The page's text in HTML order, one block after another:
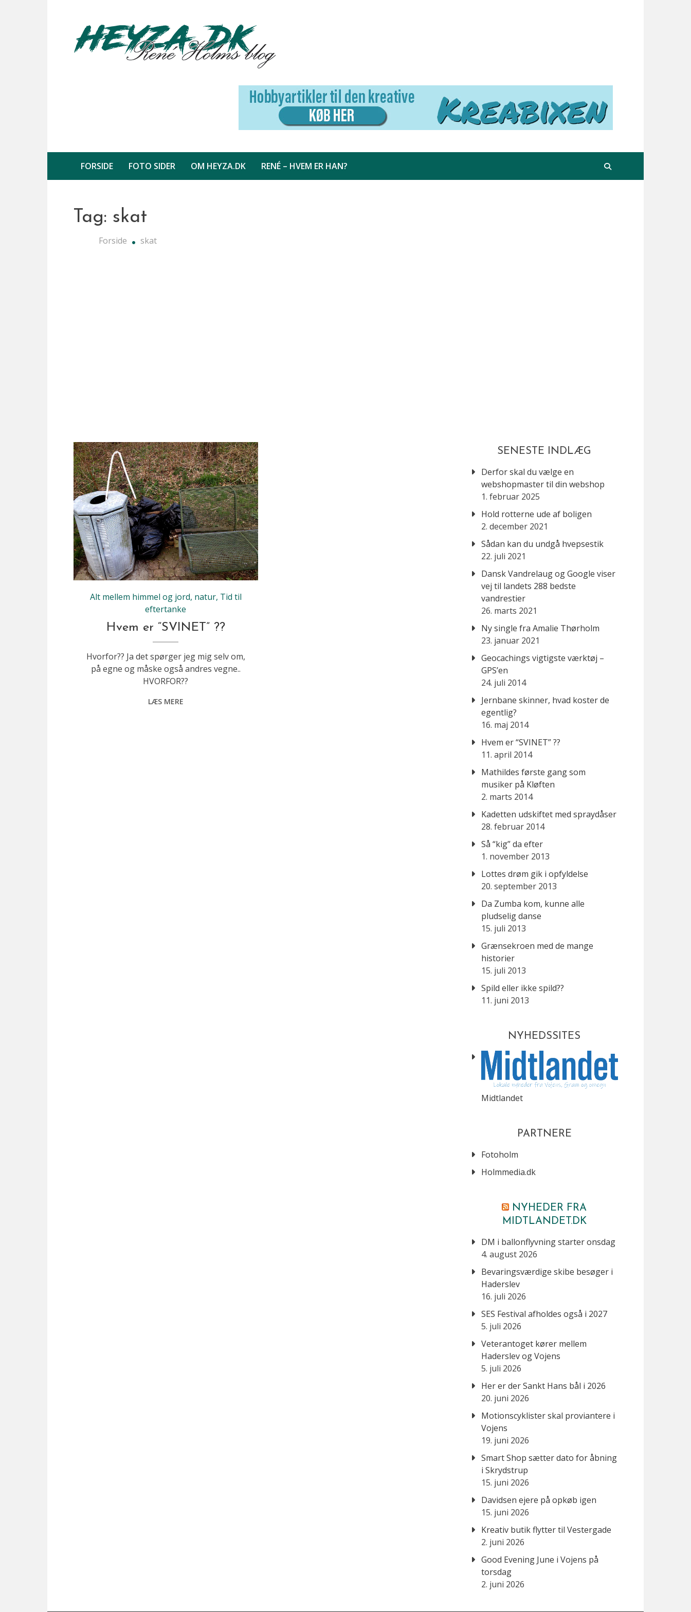
FORSIDE FOTO SIDER OM HEYZA.DK RENÉ – HVEM ER HAN?
Tag: skat
Forside skat
Dette er hvad endnu et dovent miljøsvin har smidt i naturen..
Alt mellem himmel og jord, natur, Tid til
eftertanke
Hvem er “SVINET” ??
Hvorfor?? Ja det spørger jeg mig selv om,
på egne og måske også andres vegne..
HVORFOR??
LÆS MERE
SENESTE INDLÆG
Derfor skal du vælge en
webshopmaster til din webshop
1. februar 2025
Hold rotterne ude af boligen
2. december 2021
Sådan kan du undgå hvepsestik
22. juli 2021
Dansk Vandrelaug og Google viser
vej til landets 288 bedste
vandrestier
26. marts 2021
Ny single fra Amalie Thørholm
23. januar 2021
Geocachings vigtigste værktøj –
GPS’en
24. juli 2014
Jernbane skinner, hvad koster de
egentlig?
16. maj 2014
Hvem er “SVINET” ??
11. april 2014
Mathildes første gang som
musiker på Kløften
2. marts 2014
Kadetten udskiftet med spraydåser
28. februar 2014
Så “kig” da efter
1. november 2013
Lottes drøm gik i opfyldelse
20. september 2013
Da Zumba kom, kunne alle
pludselig danse
15. juli 2013
Grænsekroen med de mange
historier
15. juli 2013
Spild eller ikke spild??
11. juni 2013
NYHEDSSITES
Midtlandet
PARTNERE
Fotoholm
Holmmedia.dk
NYHEDER FRA
MIDTLANDET.DK
DM i ballonflyvning starter onsdag
4. august 2026
Bevaringsværdige skibe besøger i
Haderslev
16. juli 2026
SES Festival afholdes også i 2027
5. juli 2026
Veterantoget kører mellem
Haderslev og Vojens
5. juli 2026
Her er der Sankt Hans bål i 2026
20. juni 2026
Motionscyklister skal proviantere i
Vojens
19. juni 2026
Smart Shop sætter dato for åbning
i Skrydstrup
15. juni 2026
Davidsen ejere på opkøb igen
15. juni 2026
Kreativ butik flytter til Vestergade
2. juni 2026
Good Evening June i Vojens på
torsdag
2. juni 2026